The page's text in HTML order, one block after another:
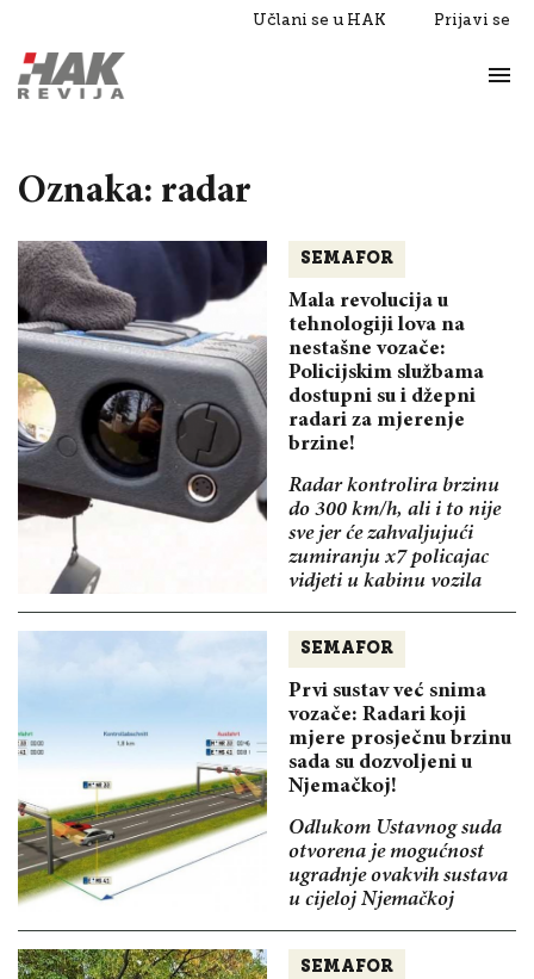
Učlani se u HAK Prijavi se
Razgovori
Oznaka: radar
SEMAFOR
Mala revolucija u
tehnologiji lova na
nestašne vozače:
Policijskim službama
dostupni su i džepni
radari za mjerenje
brzine!
Radar kontrolira brzinu
do 300 km/h, ali i to nije
sve jer će zahvaljujući
zumiranju x7 policajac
vidjeti u kabinu vozila
SEMAFOR
Prvi sustav već snima
vozače: Radari koji
mjere prosječnu brzinu
sada su dozvoljeni u
Njemačkoj!
Odlukom Ustavnog suda
otvorena je mogućnost
ugradnje ovakvih sustava
u cijeloj Njemačkoj
SEMAFOR